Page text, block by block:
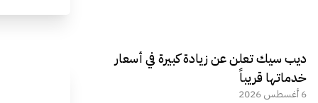
ديب سيك تعلن عن زيادة كبيرة في أسعار
خدماتها قريباً
6 أغسطس 2026